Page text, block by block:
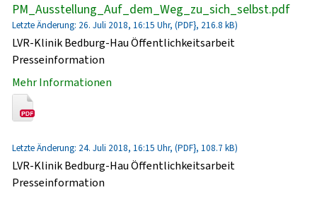
PM_Ausstellung_Auf_dem_Weg_zu_sich_selbst.pdf
Letzte Änderung: 26. Juli 2018, 16:15 Uhr, (PDF}, 216.8 kB)
LVR-Klinik Bedburg-Hau Öffentlichkeitsarbeit
Presseinformation
Mehr Informationen
Letzte Änderung: 24. Juli 2018, 16:15 Uhr, (PDF}, 108.7 kB)
LVR-Klinik Bedburg-Hau Öffentlichkeitsarbeit
Presseinformation